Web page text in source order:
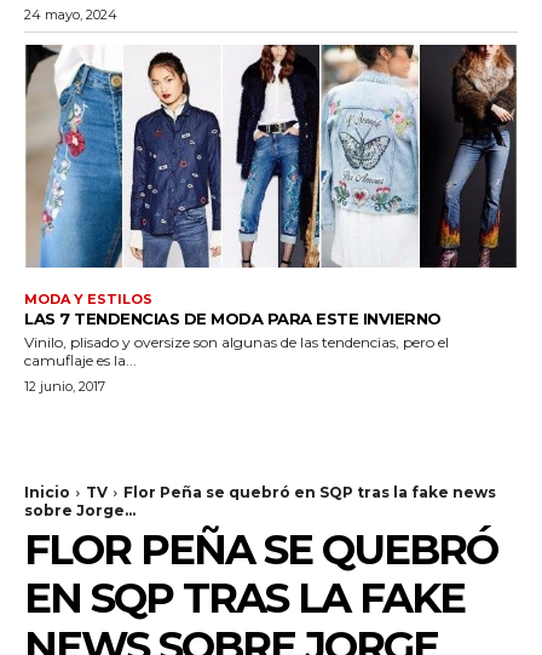
24 mayo, 2024
MODA Y ESTILOS
LAS 7 TENDENCIAS DE MODA PARA ESTE INVIERNO
Vinilo, plisado y oversize son algunas de las tendencias, pero el
camuflaje es la...
12 junio, 2017